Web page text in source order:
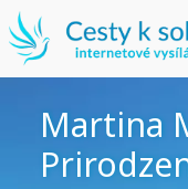
Martina